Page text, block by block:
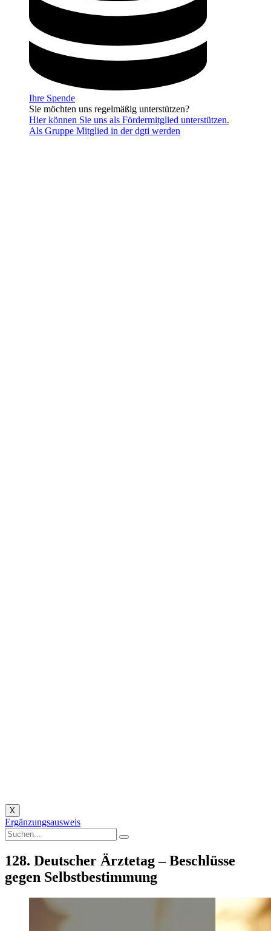
Ihre Spende
Sie möchten uns regelmäßig unterstützen?
Hier können Sie uns als Fördermitglied unterstützen.
Als Gruppe Mitglied in der dgti werden
X
Ergänzungsausweis
128. Deutscher Ärztetag – Beschlüsse
gegen Selbstbestimmung